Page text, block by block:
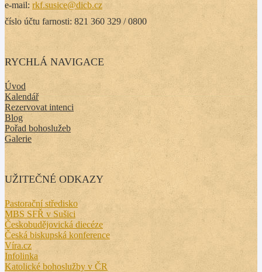
e-mail: rkf.susice@dicb.cz
číslo účtu farnosti: 821 360 329 / 0800
RYCHLÁ NAVIGACE
Úvod
Kalendář
Rezervovat intenci
Blog
Pořad bohoslužeb
Galerie
UŽITEČNÉ ODKAZY
Pastorační středisko
MBS SFŘ v Sušici
Českobudějovická diecéze
Česká biskupská konference
Víra.cz
Infolinka
Katolické bohoslužby v ČR